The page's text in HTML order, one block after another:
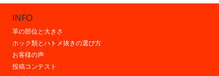
INFO
革の部位と大きさ
ホック類とハトメ抜きの選び方
お客様の声
投稿コンテスト